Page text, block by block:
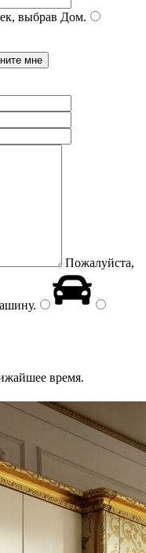
выбрав Дом.
Пожалуйста,
.
время.